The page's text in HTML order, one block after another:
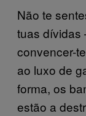
Não te
tuas dívidas
convencer-
ao luxo de
forma, os
estão a